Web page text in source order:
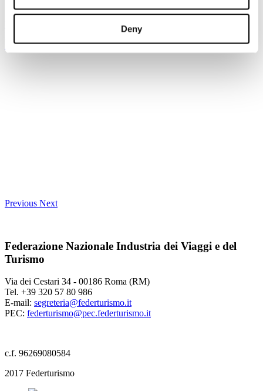
Deny
Risparmia con le nostre convenzioni
Associati
Previous Next
Federazione Nazionale Industria dei Viaggi e del
Turismo
Via dei Cestari 34 - 00186 Roma (RM)
Tel. +39 320 57 80 986
E-mail: segreteria@federturismo.it
PEC: federturismo@pec.federturismo.it
c.f. 96269080584
2017 Federturismo